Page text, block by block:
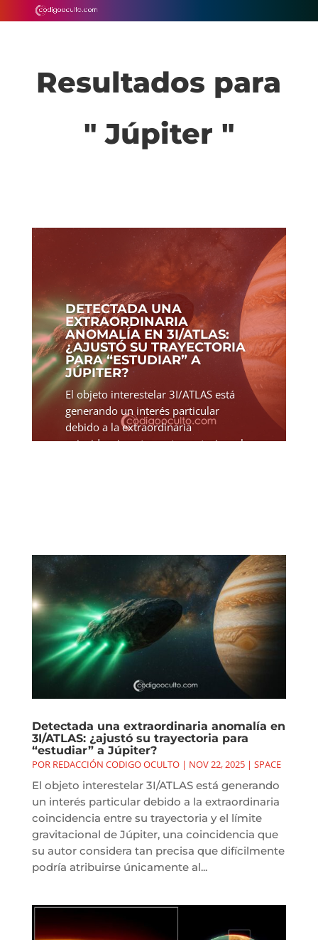
Resultados para
" Júpiter "
DETECTADA UNA
EXTRAORDINARIA
ANOMALÍA EN 3I/ATLAS:
¿AJUSTÓ SU TRAYECTORIA
PARA “ESTUDIAR” A
JÚPITER?
El objeto interestelar 3I/ATLAS está
generando un interés particular
debido a la extraordinaria
coincidencia entre su trayectoria y el
Detectada una extraordinaria anomalía en
3I/ATLAS: ¿ajustó su trayectoria para
“estudiar” a Júpiter?
POR REDACCIÓN CODIGO OCULTO| NOV 22, 2025| SPACE
El objeto interestelar 3I/ATLAS está generando
un interés particular debido a la extraordinaria
coincidencia entre su trayectoria y el límite
gravitacional de Júpiter, una coincidencia que
su autor considera tan precisa que difícilmente
podría atribuirse únicamente al...